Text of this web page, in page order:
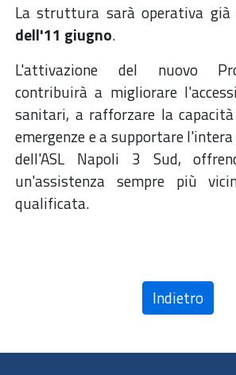
La struttura sarà operativa già
dell'11 giugno.
L'attivazione del nuovo
contribuirà a migliorare
sanitari, a rafforzare la
emergenze e a supportare
dell'ASL Napoli 3 Sud,
un'assistenza sempre più
qualificata.
Indietro